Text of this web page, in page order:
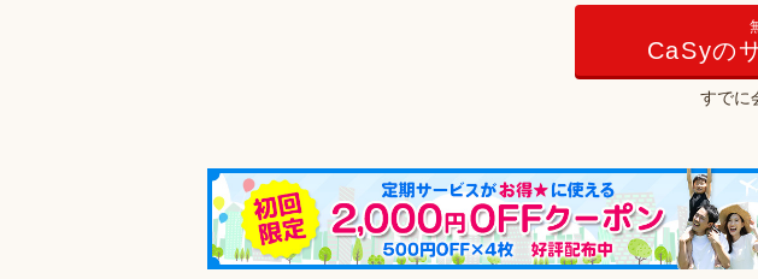
CaSyの
すでに